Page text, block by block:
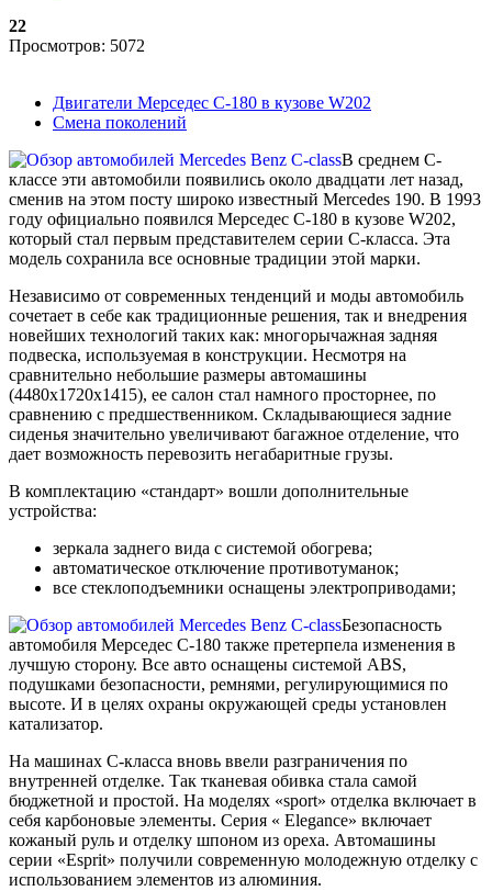
22
Просмотров: 5072
Двигатели Мерседес C-180 в кузове W202
Смена поколений
В среднем С-
классе эти автомобили появились около двадцати лет назад,
сменив на этом посту широко известный Mercedes 190. В 1993
году официально появился Мерседес C-180 в кузове W202,
который стал первым представителем серии С-класса. Эта
модель сохранила все основные традиции этой марки.
Независимо от современных тенденций и моды автомобиль
сочетает в себе как традиционные решения, так и внедрения
новейших технологий таких как: многорычажная задняя
подвеска, используемая в конструкции. Несмотря на
сравнительно небольшие размеры автомашины
(4480х1720х1415), ее салон стал намного просторнее, по
сравнению с предшественником. Складывающиеся задние
сиденья значительно увеличивают багажное отделение, что
дает возможность перевозить негабаритные грузы.
В комплектацию «стандарт» вошли дополнительные
устройства:
зеркала заднего вида с системой обогрева;
автоматическое отключение противотуманок;
все стеклоподъемники оснащены электроприводами;
Безопасность
автомобиля Мерседес C-180 также претерпела изменения в
лучшую сторону. Все авто оснащены системой ABS,
подушками безопасности, ремнями, регулирующимися по
высоте. И в целях охраны окружающей среды установлен
катализатор.
На машинах С-класса вновь ввели разграничения по
внутренней отделке. Так тканевая обивка стала самой
бюджетной и простой. На моделях «sport» отделка включает в
себя карбоновые элементы. Серия « Elegance» включает
кожаный руль и отделку шпоном из ореха. Автомашины
серии «Esprit» получили современную молодежную отделку с
использованием элементов из алюминия.